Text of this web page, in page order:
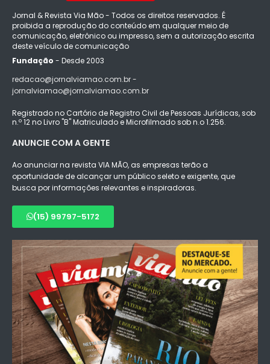
Jornal & Revista Via Mão - Todos os direitos reservados. É
proibida a reprodução do conteúdo em qualquer meio de
comunicação, eletrônico ou impresso, sem a autorização escrita
deste veículo de comunicação
Fundação - Desde 2003
redacao@jornalviamao.com.br -
jornalviamao@jornalviamao.com.br
Registrado no Cartório de Registro Civil de Pessoas Jurídicas, sob
n.º 12 no Livro "B" Matriculado e Microfilmado sob n.o 1.256.
ANUNCIE COM A GENTE
Ao anunciar na revista VIA MÃO, as empresas terão a
oportunidade de alcançar um público seleto e exigente, que
busca por informações relevantes e inspiradoras.
(15) 99797-5172